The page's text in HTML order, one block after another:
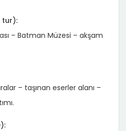
tur):
– Batman Müzesi – akşam
– taşınan eserler alanı –